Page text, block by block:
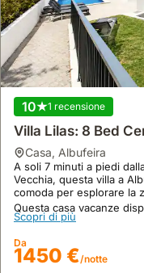
10 1 recensione
Villa Lilas: 8 Bed
casa, Albufeira
A soli 7 minuti a piedi
Vecchia, questa villa a
comoda per esplorare la
Questa casa vacanze
privato, un'ampia zona
vasca idromassaggio
16 persone per vacanze
Scopri di più
Da
1450 €/notte